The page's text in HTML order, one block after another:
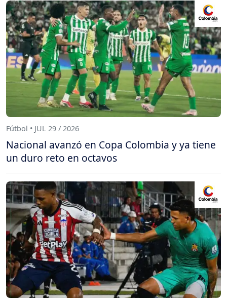
Fútbol • JUL 29 / 2026
Nacional avanzó en Copa Colombia y ya tiene
un duro reto en octavos